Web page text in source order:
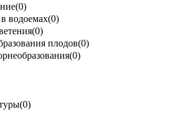
(0)
водоемах(0)
(0)
плодов(0)
(0)
(0)